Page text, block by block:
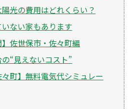
陽光の費用はどれくらい？
ない家もあります
】佐世保市・佐々町編
“見えないコスト”
々町】無料電気代シミュレー